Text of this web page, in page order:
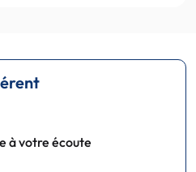
à votre écoute